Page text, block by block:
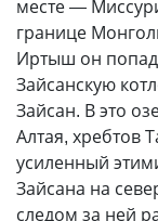
месте —
границе
Иртыш он
Зайсанскую
Зайсан. В это
Алтая, хребтов
усиленный
Зайсана на
следом за ней